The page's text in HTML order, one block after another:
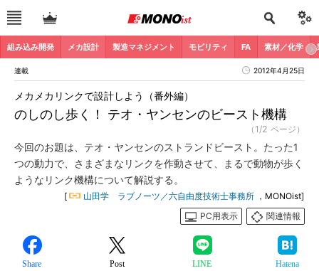
組み込み開発 メカ設計 製造マネジメント モビリティ FA 素材／化学
連載 2012年4月25日
のしのし歩く！ テオ・ヤンセンのビースト機構
メカメカリンクで設計しよう（番外編）
（1/2 ページ）
今回のお題は、テオ・ヤンセンのストランドビースト。たった1
つの動力で、さまざまなリンクを作動させて、まるで動物が歩く
ようなリンク機構について解説する。
[ 山田学 ラブノーツ／六自由度技術士事務所 ，MONOist]
PC用表示
関連情報
Share Post LINE Hatena